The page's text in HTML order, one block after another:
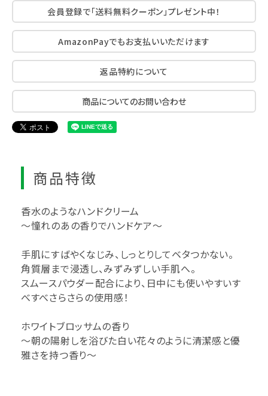
会員登録で「送料無料クーポン」プレゼント中！
AmazonPayでもお支払いいただけます
返品特約について
商品についてのお問い合わせ
商品特徴
香水のようなハンドクリーム
～憧れのあの香りでハンドケア～
手肌にすばやくなじみ、しっとりしてベタつかない。
角質層まで浸透し、みずみずしい手肌へ。
スムースパウダー配合により、日中にも使いやすいす
べすべさらさらの使用感！
ホワイトブロッサムの香り
～朝の陽射しを浴びた白い花々のように清潔感と優
雅さを持つ香り～